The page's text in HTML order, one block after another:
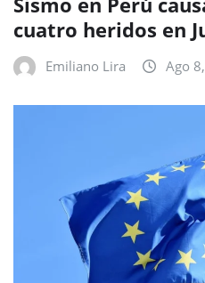
cuatro heridos en
Emiliano Lira Ago